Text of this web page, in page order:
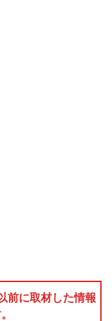
前に取材した情報